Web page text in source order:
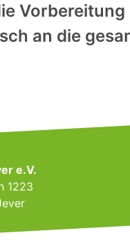
Vorbereitung
an die
e.V.
1223